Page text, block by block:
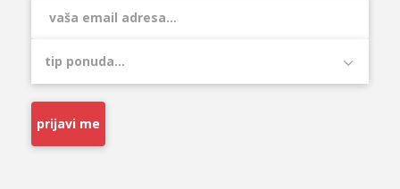
prijavi me